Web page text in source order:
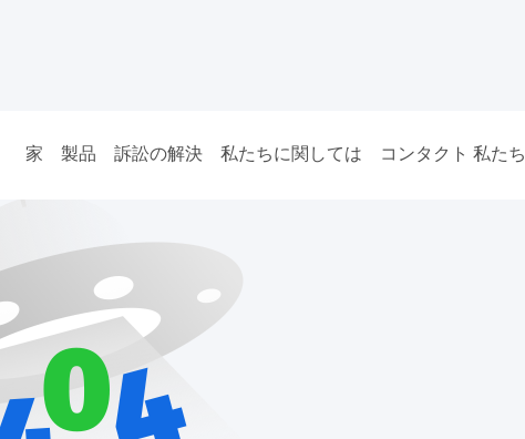
家 製品 訴訟の解決 私たちに関しては コンタクト 私たち